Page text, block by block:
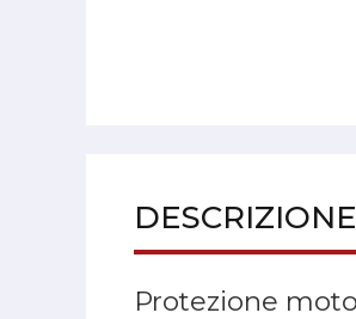
DESCRIZIONE
Protezione